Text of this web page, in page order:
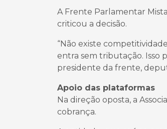
A Frente Parlamentar
criticou a decisão.
“Não existe
entra sem tributação. Isso
presidente da frente,
Apoio das plataformas
Na direção oposta, a
cobrança.